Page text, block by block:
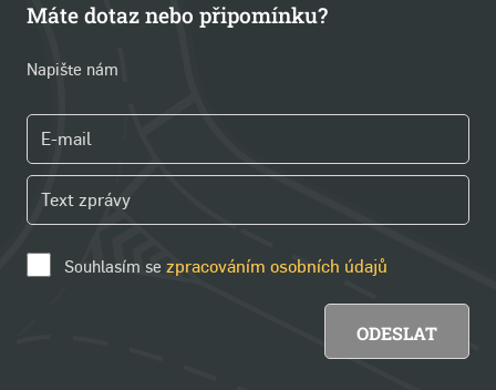
Máte dotaz nebo připomínku?
Napište nám
Souhlasím se zpracováním osobních údajů